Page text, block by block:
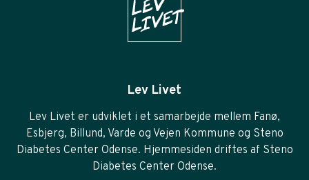
Lev Livet
Lev Livet er udviklet i et samarbejde mellem Fanø,
Esbjerg, Billund, Varde og Vejen Kommune og Steno
Diabetes Center Odense. Hjemmesiden driftes af Steno
Diabetes Center Odense.